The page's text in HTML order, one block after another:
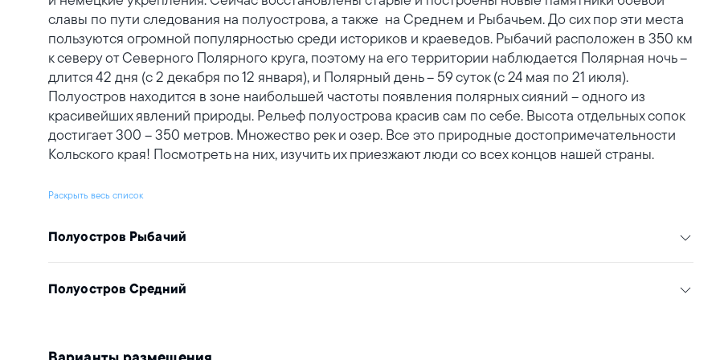
славы по пути следования на полуострова, а также на Среднем и Рыбачьем. До сих пор эти места
пользуются огромной популярностью среди историков и краеведов. Рыбачий расположен в 350 км
к северу от Северного Полярного круга, поэтому на его территории наблюдается Полярная ночь –
длится 42 дня (с 2 декабря по 12 января), и Полярный день – 59 суток (с 24 мая по 21 июля).
Полуостров находится в зоне наибольшей частоты появления полярных сияний – одного из
красивейших явлений природы. Рельеф полуострова красив сам по себе. Высота отдельных сопок
достигает 300 – 350 метров. Множество рек и озер. Все это природные достопримечательности
Кольского края! Посмотреть на них, изучить их приезжают люди со всех концов нашей страны.
Раскрыть весь список
Полуостров Рыбачий
Полуостров Средний